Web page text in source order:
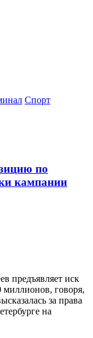
Спорт
по
кампании
предъявляет иск
миллионов, говоря,
за права
на